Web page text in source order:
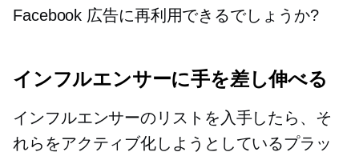
Facebook 広告に再利用できるでしょうか?
インフルエンサーに手を差し伸べる
インフルエンサーのリストを入手したら、そ
れらをアクティブ化しようとしているプラ​​ッ